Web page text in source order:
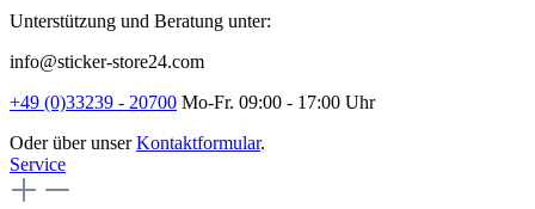
Unterstützung und Beratung unter:
info@sticker-store24.com
+49 (0)33239 - 20700 Mo-Fr. 09:00 - 17:00 Uhr
Oder über unserKontaktformular.
Service